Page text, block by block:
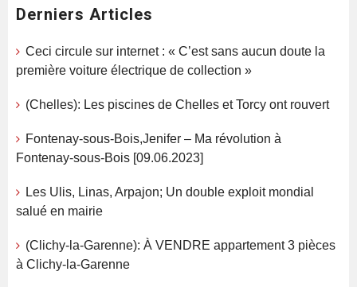
Derniers Articles
Ceci circule sur internet : « C’est sans aucun doute la
première voiture électrique de collection »
(Chelles): Les piscines de Chelles et Torcy ont rouvert
Fontenay-sous-Bois,Jenifer – Ma révolution à
Fontenay-sous-Bois [09.06.2023]
Les Ulis, Linas, Arpajon; Un double exploit mondial
salué en mairie
(Clichy-la-Garenne): À VENDRE appartement 3 pièces
à Clichy-la-Garenne